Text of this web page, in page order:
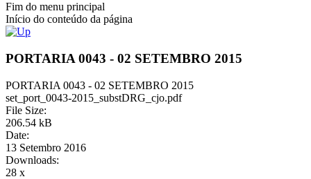
Fim do menu principal
Início do conteúdo da página
PORTARIA 0043 - 02 SETEMBRO 2015
PORTARIA 0043 - 02 SETEMBRO 2015
set_port_0043-2015_substDRG_cjo.pdf
File Size:
206.54 kB
Date:
13 Setembro 2016
Downloads:
28 x